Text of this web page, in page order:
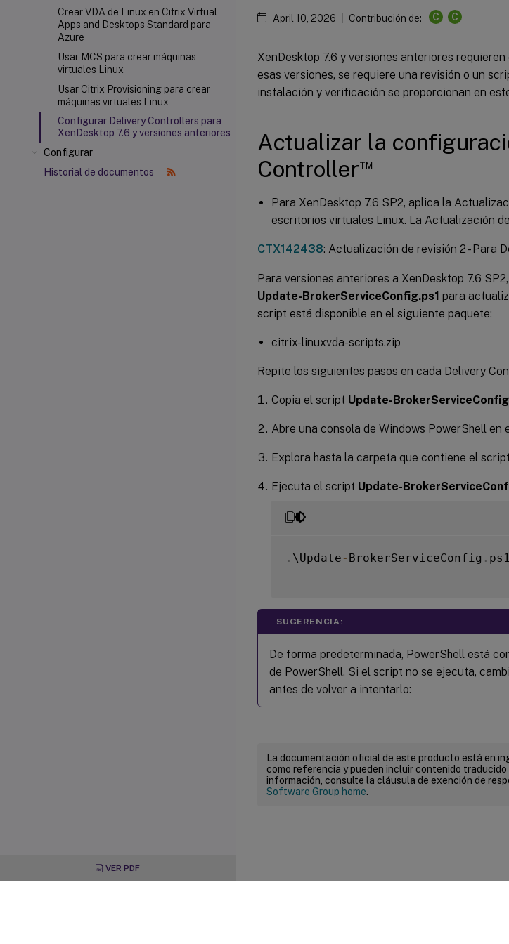
Crear VDA de Linux en Citrix Virtual
Apps and Desktops Standard para
Azure
Usar MCS para crear máquinas
virtuales Linux
Usar Citrix Provisioning para crear
máquinas virtuales Linux
Configurar Delivery Controllers para
XenDesktop 7.6 y versiones anteriores
Configurar
Historial de documentos
VER PDF
April 10, 2026 Contribución de: C C
XenDesktop 7.6 y versiones anteriores
esas versiones, se requiere una revisión o un
instalación y verificación se proporcionan en
Actualizar la
Controller™
Para XenDesktop 7.6 SP2, aplica la
escritorios virtuales Linux. La Actualización
CTX142438: Actualización de revisión 2 - Para
Para versiones anteriores a XenDesktop 7.6
Update-BrokerServiceConfig.ps1 para
script está disponible en el siguiente paquete:
citrix-linuxvda-scripts.zip
Repite los siguientes pasos en cada Delivery
Copia el script Update-
Abre una consola de Windows PowerShell
Explora hasta la carpeta que contiene el script
Ejecuta el script Update-
. \Update - BrokerServiceConfig . ps1
SUGERENCIA:
De forma predeterminada, PowerShell está
de PowerShell. Si el script no se ejecuta,
antes de volver a intentarlo:
La documentación oficial de este producto está en
como referencia y pueden incluir contenido
información, consulte la cláusula de exención de
Software Group home.